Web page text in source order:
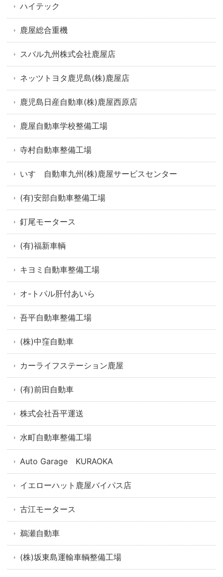
ハイテック
鹿屋総合重機
スバル九州株式会社鹿屋店
ネッツトヨタ鹿児島(株)鹿屋店
鹿児島日産自動車(株)鹿屋西原店
鹿屋自動車学校整備工場
寺村自動車整備工場
いすゞ自動車九州(株)鹿屋サービスセンター
(有)安部自動車整備工場
釘尾モータース
(有)福新車輌
キヨミ自動車整備工場
オ-トパル肝付あいら
吾平自動車整備工場
(株)中窪自動車
カーライフステーション鹿屋
(有)前田自動車
株式会社吾平運送
水町自動車整備工場
Auto Garage KURAOKA
イエローハット鹿屋バイパス店
古江モータース
鵜瀬自動車
(株)坂東島運輸車輌整備工場